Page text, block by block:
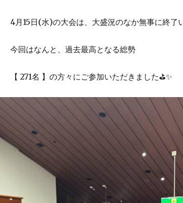
4月15日(水)の大会は、大盛況のなか無事に終了
今回はなんと、過去最高となる総勢
【 271名 】の方々にご参加いただきました⛳️✨